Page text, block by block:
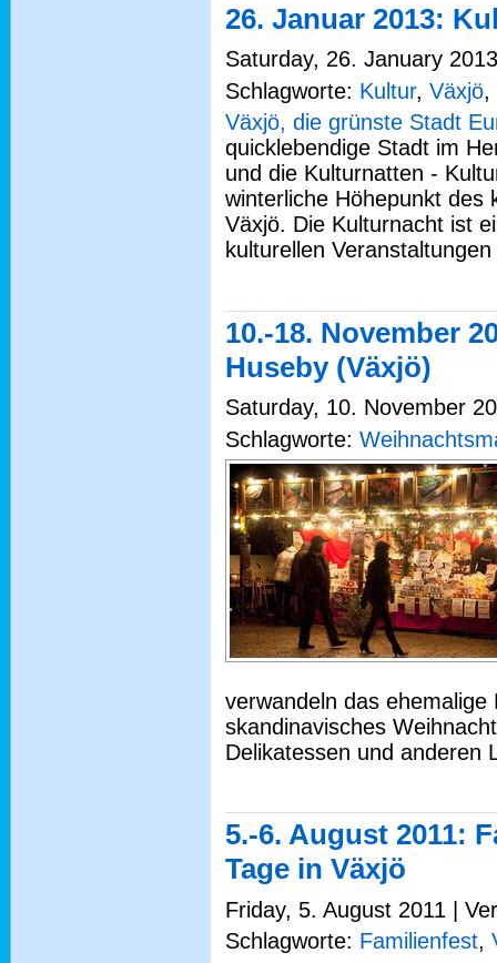
26. Januar 2013:
Saturday, 26. January
Schlagworte: Kultur, Växjö,
Växjö, die grünste Stadt
quicklebendige Stadt im
und die Kulturnatten -
winterliche Höhepunkt des
Växjö. Die Kulturnacht ist
kulturellen
10.-18. November
Huseby (Växjö)
Saturday, 10. November
Schlagworte:
verwandeln das
skandinavisches
Delikatessen und anderen
5.-6. August 2011:
Tage in Växjö
Friday, 5. August 2011 |
Schlagworte: Familienfest,